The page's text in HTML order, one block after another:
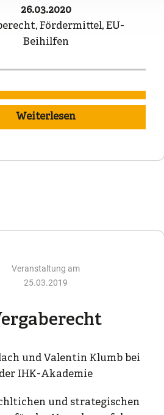
26.03.2020
Fördermittel, EU-
Beihilfen
Weiterlesen
Veranstaltung am
25.03.2019
und Valentin Klumb bei
der IHK-Akademie
und strategischen